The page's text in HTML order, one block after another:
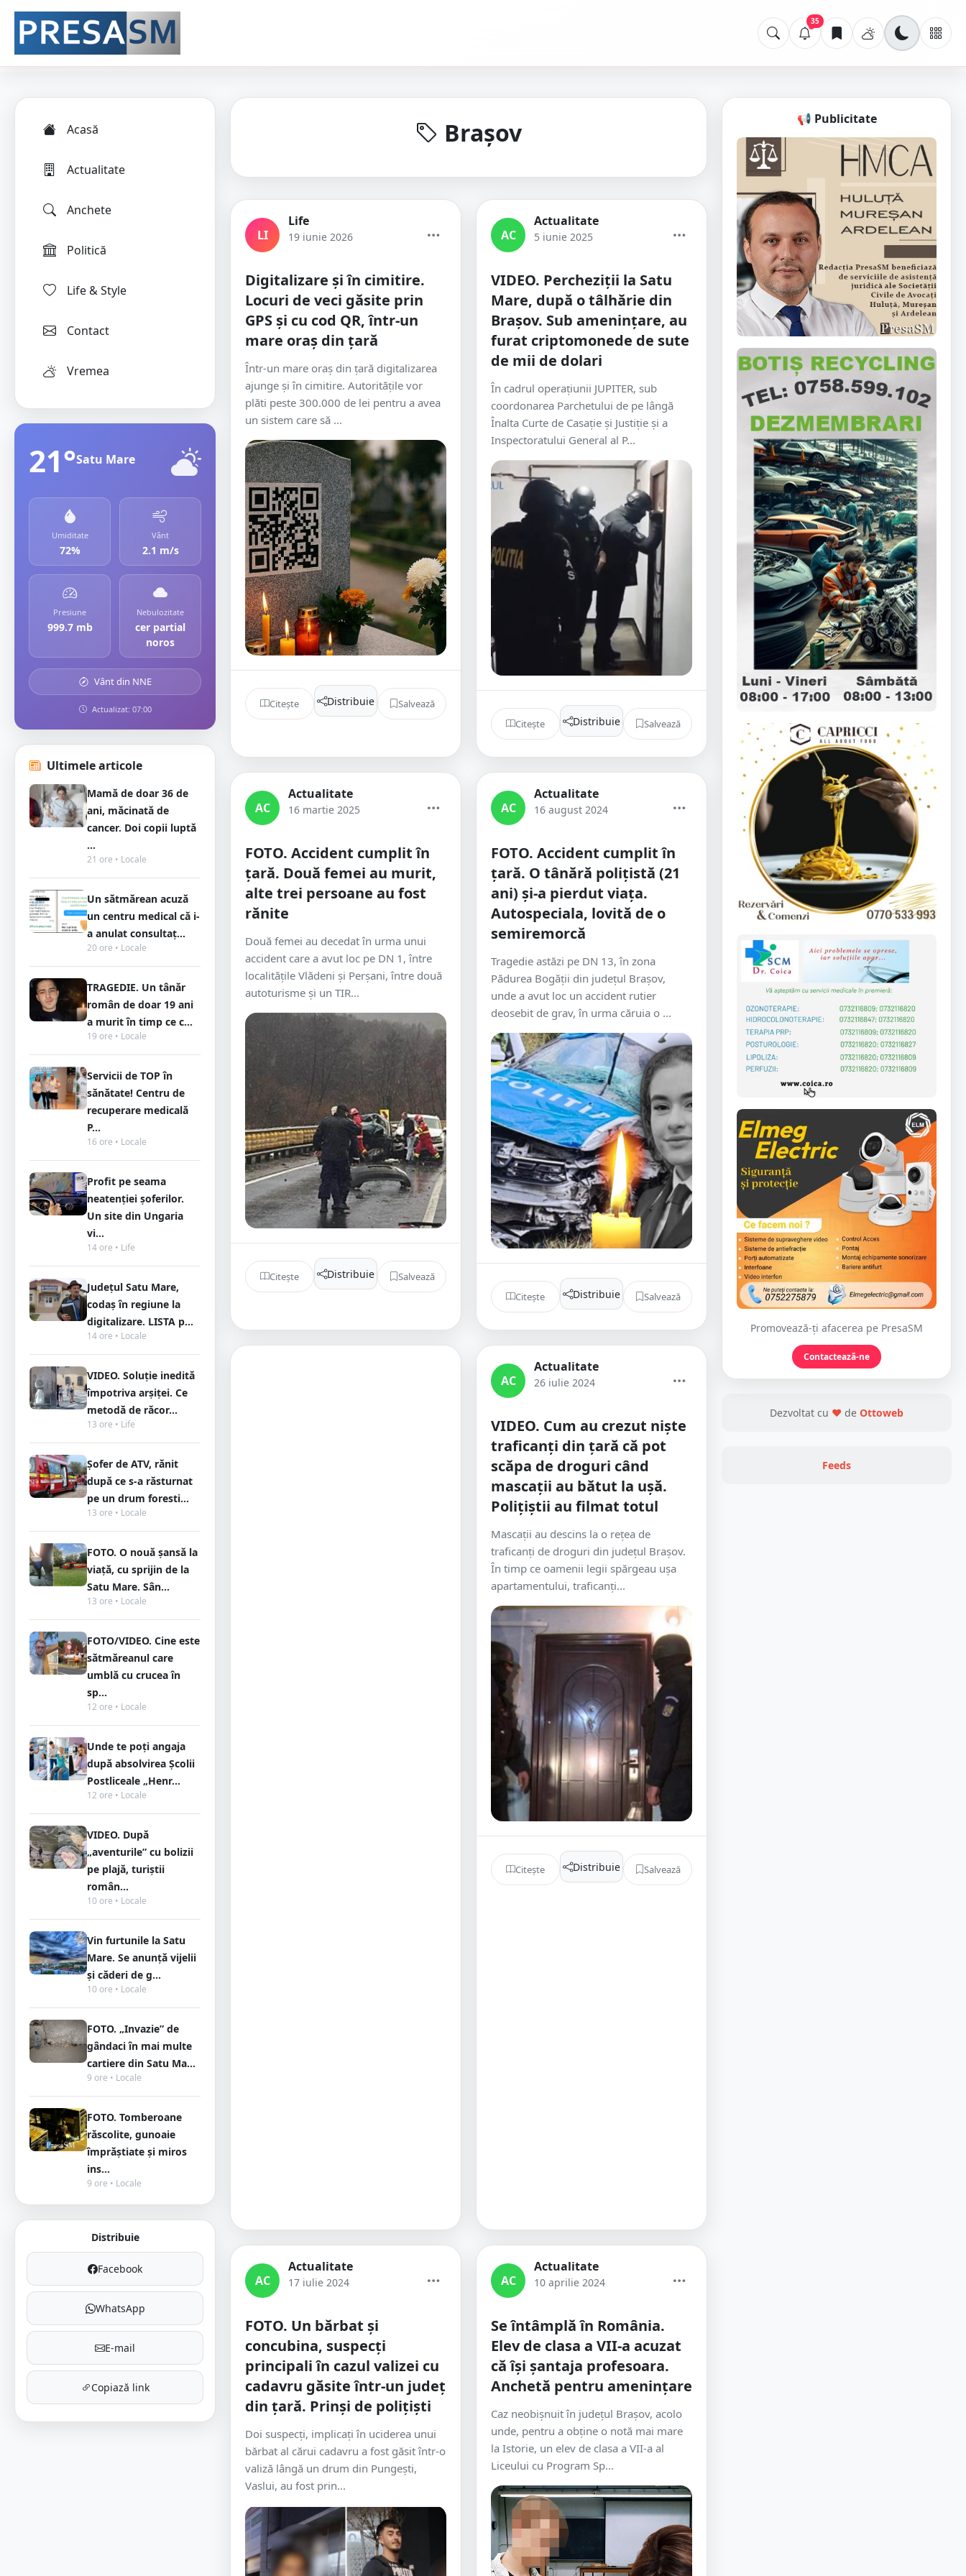
35
Acasă
Actualitate
Anchete
Politică
Life & Style
Contact
Vremea
21°Satu Mare
Umiditate
72%
Vânt
2.1 m/s
Presiune
999.7 mb
Nebulozitate
cer partial
noros
Vânt din NNE
Actualizat: 07:00
Ultimele articole
Mamă de doar 36 de
ani, măcinată de
cancer. Doi copii luptă
...
21 ore • Locale
Un sătmărean acuză
un centru medical că i-
a anulat consultaț...
20 ore • Locale
TRAGEDIE. Un tânăr
român de doar 19 ani
a murit în timp ce c...
19 ore • Locale
Servicii de TOP în
sănătate! Centru de
recuperare medicală
P...
16 ore • Locale
Profit pe seama
neatenției șoferilor.
Un site din Ungaria
vi...
14 ore • Life
Județul Satu Mare,
codaș în regiune la
digitalizare. LISTA p...
14 ore • Locale
VIDEO. Soluție inedită
împotriva arșiței. Ce
metodă de răcor...
13 ore • Life
Șofer de ATV, rănit
după ce s-a răsturnat
pe un drum foresti...
13 ore • Locale
FOTO. O nouă șansă la
viață, cu sprijin de la
Satu Mare. Sân...
13 ore • Locale
FOTO/VIDEO. Cine este
sătmăreanul care
umblă cu crucea în
sp...
12 ore • Locale
Unde te poți angaja
după absolvirea Școlii
Postliceale „Henr...
12 ore • Locale
VIDEO. După
„aventurile” cu bolizii
pe plajă, turiștii
român...
10 ore • Locale
Vin furtunile la Satu
Mare. Se anunță vijelii
și căderi de g...
10 ore • Locale
FOTO. „Invazie” de
gândaci în mai multe
cartiere din Satu Ma...
9 ore • Locale
FOTO. Tomberoane
răscolite, gunoaie
împrăștiate și miros
ins...
9 ore • Locale
Distribuie
Facebook
WhatsApp
E-mail
Copiază link
Brașov
LI
Life
19 iunie 2026
Digitalizare și în cimitire.
Locuri de veci găsite prin
GPS și cu cod QR, într-un
mare oraș din țară
Într-un mare oraș din țară digitalizarea
ajunge și în cimitire. Autoritățile vor
plăti peste 300.000 de lei pentru a avea
un sistem care să ...
Citește Distribuie Salvează
AC
Actualitate
5 iunie 2025
VIDEO. Percheziții la Satu
Mare, după o tâlhărie din
Brașov. Sub amenințare, au
furat criptomonede de sute
de mii de dolari
În cadrul operațiunii JUPITER, sub
coordonarea Parchetului de pe lângă
Înalta Curte de Casație și Justiție și a
Inspectoratului General al P...
Citește Distribuie Salvează
AC
Actualitate
16 martie 2025
FOTO. Accident cumplit în
țară. Două femei au murit,
alte trei persoane au fost
rănite
Două femei au decedat în urma unui
accident care a avut loc pe DN 1, între
localităţile Vlădeni şi Perşani, între două
autoturisme şi un TIR...
Citește Distribuie Salvează
AC
Actualitate
16 august 2024
FOTO. Accident cumplit în
țară. O tânără polițistă (21
ani) și-a pierdut viața.
Autospeciala, lovită de o
semiremorcă
Tragedie astăzi pe DN 13, în zona
Pădurea Bogății din județul Brașov,
unde a avut loc un accident rutier
deosebit de grav, în urma căruia o ...
Citește Distribuie Salvează
AC
Actualitate
26 iulie 2024
VIDEO. Cum au crezut niște
traficanți din țară că pot
scăpa de droguri când
mascații au bătut la ușă.
Polițiștii au filmat totul
Mascații au descins la o rețea de
traficanți de droguri din județul Brașov.
În timp ce oamenii legii spărgeau ușa
apartamentului, traficanți...
Citește Distribuie Salvează
AC
Actualitate
17 iulie 2024
FOTO. Un bărbat și
concubina, suspecți
principali în cazul valizei cu
cadavru găsite într-un județ
din țară. Prinși de polițiști
Doi suspecți, implicați în uciderea unui
bărbat al cărui cadavru a fost găsit într-o
valiză lângă un drum din Pungești,
Vaslui, au fost prin...
AC
Actualitate
10 aprilie 2024
Se întâmplă în România.
Elev de clasa a VII-a acuzat
că își șantaja profesoara.
Anchetă pentru amenințare
Caz neobișnuit în județul Brașov, acolo
unde, pentru a obține o notă mai mare
la Istorie, un elev de clasa a VII-a al
Liceului cu Program Sp...
📢 Publicitate
Promovează-ți afacerea pe PresaSM
Contactează-ne
Dezvoltat cu ❤ de Ottoweb
Feeds